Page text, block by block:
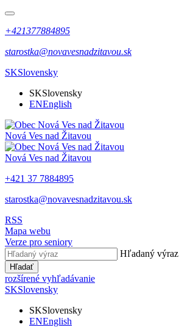
+421377884895
starostka@novavesnadzitavou.sk
SKSlovensky
SKSlovensky
ENEnglish
Nová Ves nad Žitavou
Nová Ves nad Žitavou
+421 37 7884895
starostka@novavesnadzitavou.sk
RSS
Mapa webu
Verze pro seniory
Hľadaný výraz
Hľadať
rozšírené vyhľadávanie
SKSlovensky
SKSlovensky
ENEnglish